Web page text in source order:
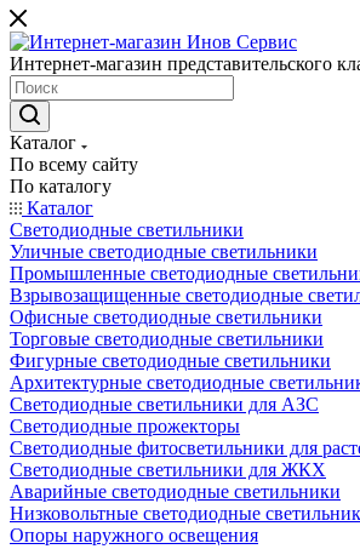
Интернет-магазин представительского
Каталог
По всему сайту
По каталогу
Каталог
Светодиодные светильники
Уличные светодиодные светильники
Промышленные светодиодные
Взрывозащищенные светодиодные
Офисные светодиодные светильники
Торговые светодиодные светильники
Фигурные светодиодные светильники
Архитектурные светодиодные
Светодиодные светильники для АЗС
Светодиодные прожекторы
Светодиодные фитосветильники для
Светодиодные светильники для ЖКХ
Аварийные светодиодные светильники
Низковольтные светодиодные
Опоры наружного освещения